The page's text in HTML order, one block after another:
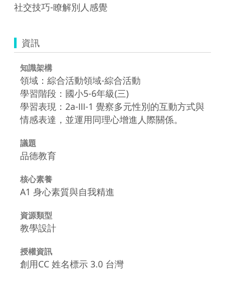
社交技巧-瞭解別人感覺
資訊
知識架構
領域：綜合活動領域-綜合活動
學習階段：國小5-6年級(三)
學習表現：2a-Ⅲ-1 覺察多元性別的互動方式與
情感表達，並運用同理心增進人際關係。
議題
品德教育
核心素養
A1 身心素質與自我精進
資源類型
教學設計
授權資訊
創用CC 姓名標示 3.0 台灣